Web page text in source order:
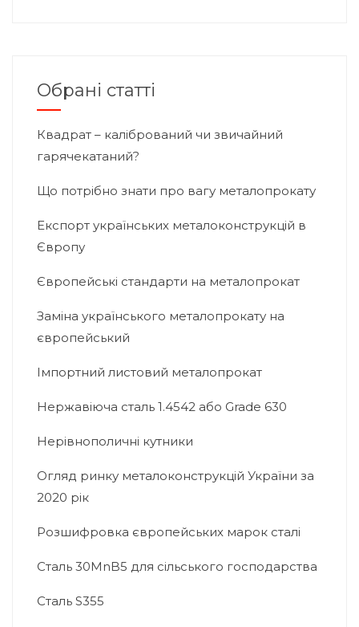
Обрані статті
Квадрат – калібрований чи звичайний
гарячекатаний?
Що потрібно знати про вагу металопрокату
Експорт українських металоконструкцій в
Європу
Європейські стандарти на металопрокат
Заміна українського металопрокату на
європейський
Імпортний листовий металопрокат
Нержавіюча сталь 1.4542 або Grade 630
Нерівнополичні кутники
Огляд ринку металоконструкцій України за
2020 рік
Розшифровка європейських марок сталі
Сталь 30MnB5 для сільського господарства
Сталь S355